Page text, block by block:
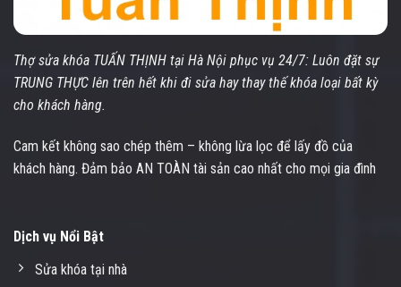
Thợ sửa khóa TUẤN THỊNH tại Hà Nội phục vụ 24/7: Luôn đặt sự
TRUNG THỰC lên trên hết khi đi sửa hay thay thế khóa loại bất kỳ
cho khách hàng.
Cam kết không sao chép thêm – không lừa lọc để lấy đồ của
khách hàng. Đảm bảo AN TOÀN tài sản cao nhất cho mọi gia đình
Dịch vụ Nổi Bật
Sửa khóa tại nhà